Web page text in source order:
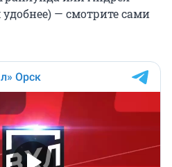
— смотрите сами